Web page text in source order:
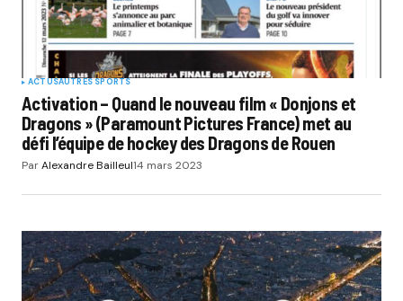
ACTUSAUTRES SPORTS
Activation – Quand le nouveau film « Donjons et
Dragons » (Paramount Pictures France) met au
défi l’équipe de hockey des Dragons de Rouen
ParAlexandre Bailleul14 mars 2023